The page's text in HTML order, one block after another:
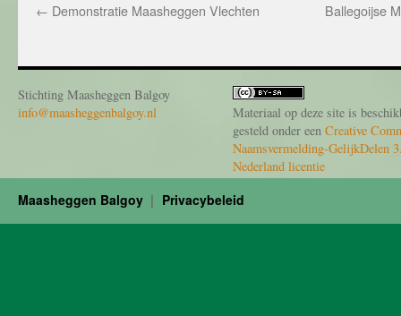
← Demonstratie Maasheggen Vlechten Ballegoijse
Stichting Maasheggen Balgoy
info@maasheggenbalgoy.nl
Materiaal op deze site is
gesteld onder een Creative
Naamsvermelding-GelijkDelen
Nederland licentie
Maasheggen Balgoy Privacybeleid